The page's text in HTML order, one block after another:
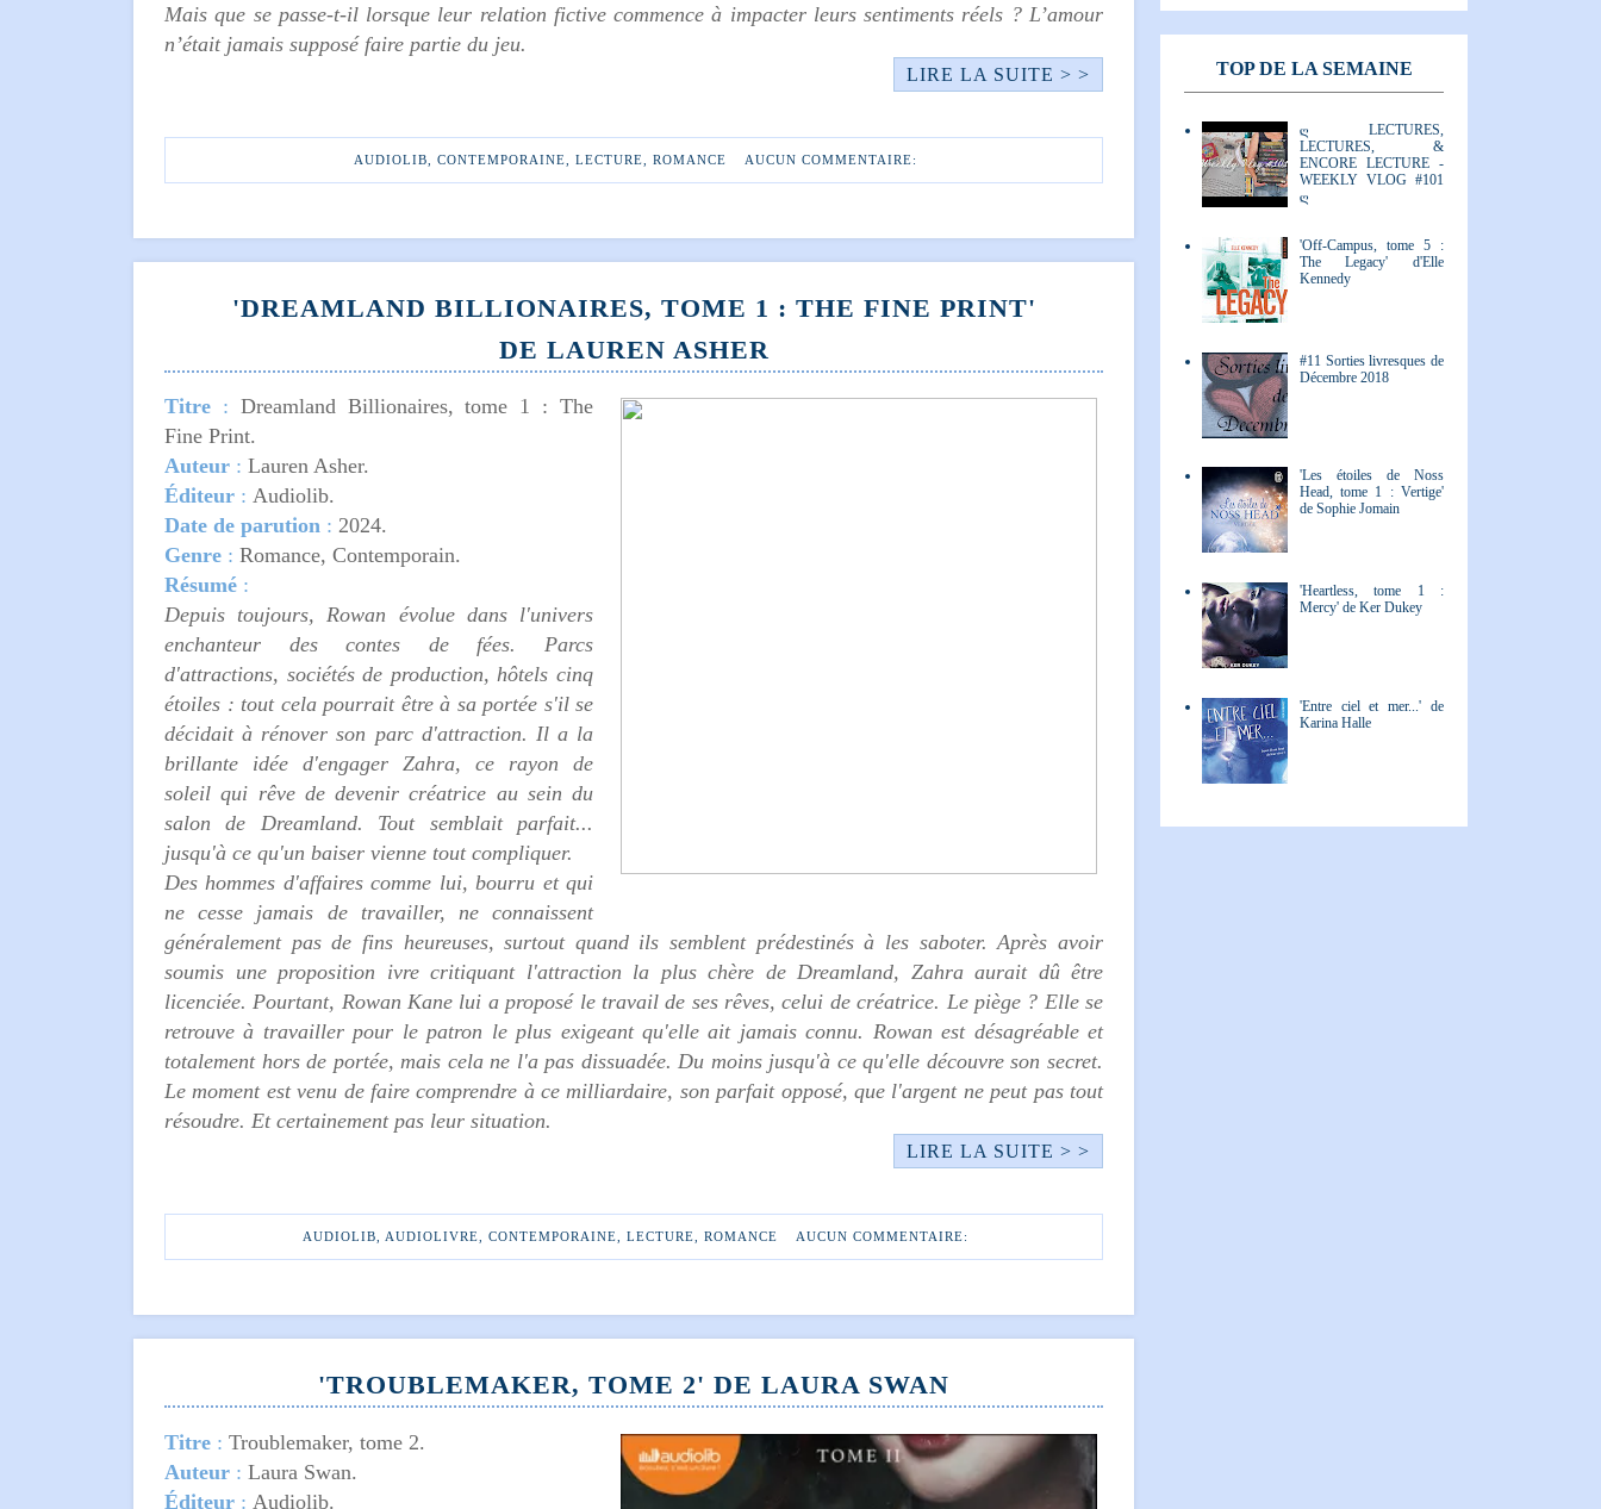
Mais que se passe-t-il lorsque leur relation fictive commence à impacter leurs sentiments réels ? L’amour
n’était jamais supposé faire partie du jeu.
LIRE LA SUITE > >
AUDIOLIB ,CONTEMPORAINE ,LECTURE ,ROMANCE AUCUN COMMENTAIRE:
'DREAMLAND BILLIONAIRES, TOME 1 : THE FINE PRINT'
DE LAUREN ASHER
Titre : Dreamland Billionaires, tome 1 : The
Fine Print.
Auteur : Lauren Asher.
Éditeur : Audiolib.
Date de parution : 2024.
Genre : Romance, Contemporain.
Résumé :
Depuis toujours, Rowan évolue dans l'univers
enchanteur des contes de fées. Parcs
d'attractions, sociétés de production, hôtels cinq
étoiles : tout cela pourrait être à sa portée s'il se
décidait à rénover son parc d'attraction. Il a la
brillante idée d'engager Zahra, ce rayon de
soleil qui rêve de devenir créatrice au sein du
salon de Dreamland. Tout semblait parfait...
jusqu'à ce qu'un baiser vienne tout compliquer.
Des hommes d'affaires comme lui, bourru et qui
ne cesse jamais de travailler, ne connaissent
généralement pas de fins heureuses, surtout quand ils semblent prédestinés à les saboter. Après avoir
soumis une proposition ivre critiquant l'attraction la plus chère de Dreamland, Zahra aurait dû être
licenciée. Pourtant, Rowan Kane lui a proposé le travail de ses rêves, celui de créatrice. Le piège ? Elle se
retrouve à travailler pour le patron le plus exigeant qu'elle ait jamais connu. Rowan est désagréable et
totalement hors de portée, mais cela ne l'a pas dissuadée. Du moins jusqu'à ce qu'elle découvre son secret.
Le moment est venu de faire comprendre à ce milliardaire, son parfait opposé, que l'argent ne peut pas tout
résoudre. Et certainement pas leur situation.
LIRE LA SUITE > >
AUDIOLIB,AUDIOLIVRE,CONTEMPORAINE,LECTURE,ROMANCE AUCUN COMMENTAIRE:
'TROUBLEMAKER, TOME 2' DE LAURA SWAN
Titre : Troublemaker, tome 2.
Auteur : Laura Swan.
Éditeur : Audiolib.
TOP DE LA SEMAINE
ღ LECTURES,
LECTURES, &
ENCORE LECTURE -
WEEKLY VLOG #101
ღ
'Off-Campus, tome 5 :
The Legacy' d'Elle
Kennedy
#11 Sorties livresques de
Décembre 2018
'Les étoiles de Noss
Head, tome 1 : Vertige'
de Sophie Jomain
'Heartless, tome 1 :
Mercy' de Ker Dukey
'Entre ciel et mer...' de
Karina Halle